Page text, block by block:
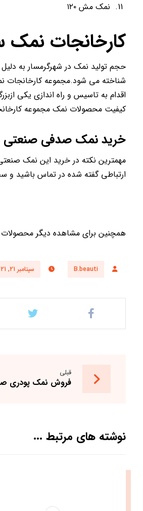
نمک مش ۱۲۰
کارخانجات نمک
حجم تولید نمک در شهرگرمسار به
اقدام به تاسیس و راه اندازی یکی
کیفیت محصولات نمک مجموعه
خرید نمک صدفی صنعتی
مهمترین نکته در خرید این نمک
ارتباطی گفته شده در تماس باشید و
همچنین برای مشاهده دیگر
B.beauti سپتامبر 21, 2021
قبلی
فروش نمک پودری
نوشته های مرتبط ...